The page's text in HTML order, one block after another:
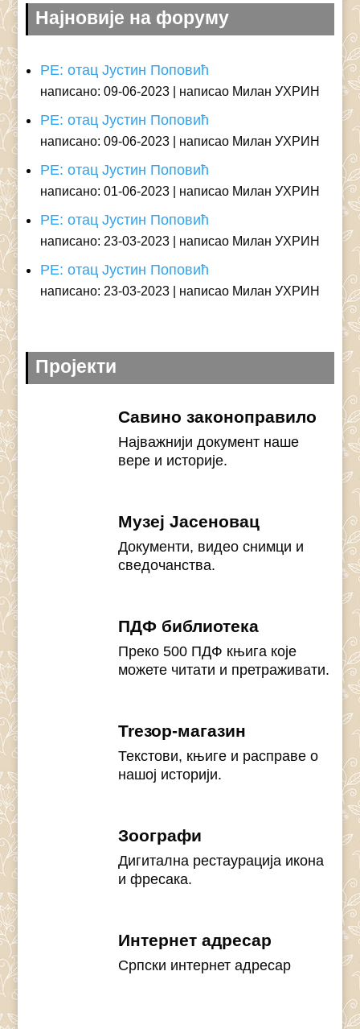
Најновије на форуму
РЕ: отац Јустин Поповић
написано: 09-06-2023 написао Милан УХРИН
РЕ: отац Јустин Поповић
написано: 09-06-2023 написао Милан УХРИН
РЕ: отац Јустин Поповић
написано: 01-06-2023 написао Милан УХРИН
РЕ: отац Јустин Поповић
написано: 23-03-2023 написао Милан УХРИН
РЕ: отац Јустин Поповић
написано: 23-03-2023 написао Милан УХРИН
Пројекти
Савино законоправило
Најважнији документ наше
вере и историје.
Музеј Јасеновац
Документи, видео снимци и
сведочанства.
ПДФ библиотека
Преко 500 ПДФ књига које
можете читати и претраживати.
Treзор-магазин
Текстови, књиге и расправе о
нашој историји.
Зоографи
Дигитална рестаурација икона
и фресака.
Интернет адресар
Српски интернет адресар